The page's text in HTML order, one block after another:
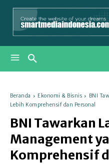
Beranda Ekonomi & Bisnis
BNI
Lebih Komprehensif dan Personal
BNI Tawarkan
Management
Komprehensif